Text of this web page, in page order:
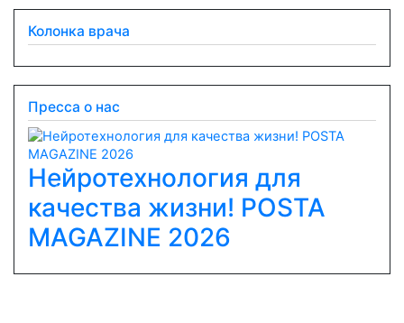
Колонка врача
Пресса о нас
Нейротехнология для
качества жизни! POSTA
MAGAZINE 2026
Previous